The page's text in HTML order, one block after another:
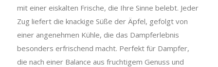
mit einer eiskalten Frische, die Ihre Sinne belebt. Jeder
Zug liefert die knackige Süße der Äpfel, gefolgt von
einer angenehmen Kühle, die das Dampferlebnis
besonders erfrischend macht. Perfekt für Dampfer,
die nach einer Balance aus fruchtigem Genuss und